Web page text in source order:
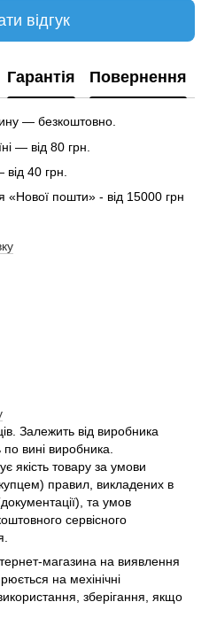
відгук
Гарантія Повернення
— безкоштовно.
— від 80 грн.
40 грн.
«Нової пошти» - від 15000 грн
Залежить від виробника
вині виробника.
якість товару за умови
правил, викладених в
та умов
сервісного
магазина на виявлення
на мехінічні
зберігання, якщо